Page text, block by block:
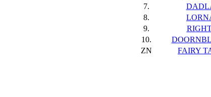
7.
8.
9.
10.
ZN
FAIRY